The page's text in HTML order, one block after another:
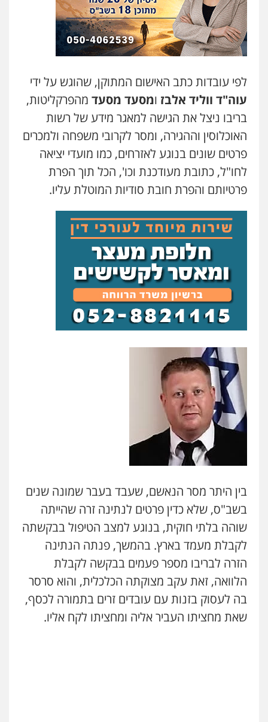
לפי עובדות כתב האישום המתוקן, שהוגש על ידי
עוה"ד ווליד אלבז ומסעד מסעד מהפרקליטות,
בריבו ניצל את הגישה למאגר מידע של רשות
האוכלוסין וההגירה, ומסר לקרובי משפחה ולמכרים
פרטים שונים בנוגע לאזרחים, כמו מועדי יציאה
לחו"ל, כתובת מעודכנת וכו', הכל תוך הפרת
פרטיותם והפרת חובת סודיות המוטלת עליו.
בין היתר מסר הנאשם, שעבד בעבר שמונה שנים
בשב"ס, שלא כדין פרטים לנתינה זרה שהייתה
שוהה בלתי חוקית, בנוגע למצב הטיפול בבקשתה
לקבלת מעמד בארץ. בהמשך, פנתה הנתינה
הזרה לבריבו מספר פעמים בבקשה לקבלת
הלוואה, זאת עקב מצוקתה הכלכלית, והוא סרסר
בה לעסוק בזנות עם עובדים זרים בתמורה לכסף,
שאת מחציתו העביר אליה ומחציתו לקח אליו.